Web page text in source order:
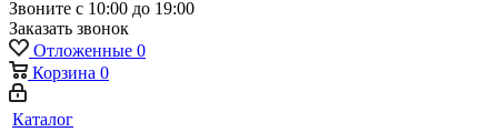
Звоните с 10:00 до 19:00
Заказать звонок
Отложенные 0
Корзина 0
Каталог